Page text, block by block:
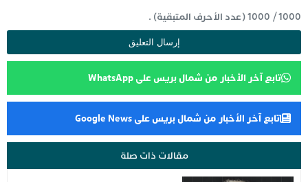
1000
/
1000(عدد الأحرف المتبقية) .
تابع آخر الأخبار من شمال بريس على WhatsApp
تابع آخر الأخبار من شمال بريس على Google News
مقالات ذات صلة